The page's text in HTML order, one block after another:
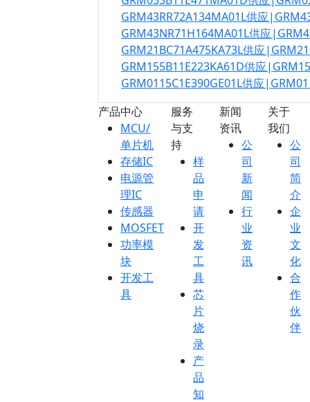
GRM43RR72A134MA01L供应
GRM43NR71H164MA01L供应
GRM21BC71A475KA73L供应
GRM155B11E223KA61D供应
GRM0115C1E390GE01L供应
产品中心
MCU/
单片机
存储IC
电源管
理IC
传感器
MOSFET
功率模
块
开发工
具
服务
与支
持
样
品
申
请
开
发
工
具
芯
片
烧
录
产
品
知
新闻
资讯
公
司
新
闻
行
业
资
讯
关于
我们
公
司
简
介
企
业
文
化
合
作
伙
伴